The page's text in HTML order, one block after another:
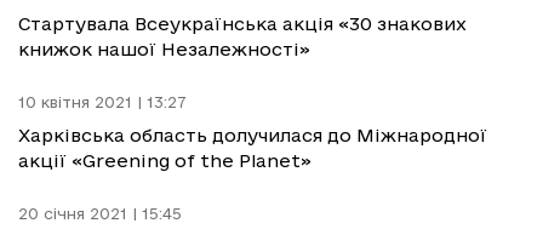
Стартувала Всеукраїнська акція «30 знакових
книжок нашої Незалежності»
10 квітня 2021 | 13:27
Харківська область долучилася до Міжнародної
акції «Greening of the Planet»
20 січня 2021 | 15:45